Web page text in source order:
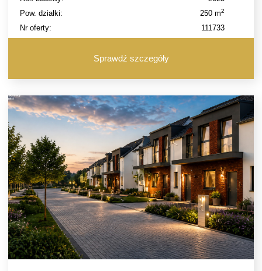
Pow. działki:
250 m2
Nr oferty: 111733
Sprawdź szczegóły